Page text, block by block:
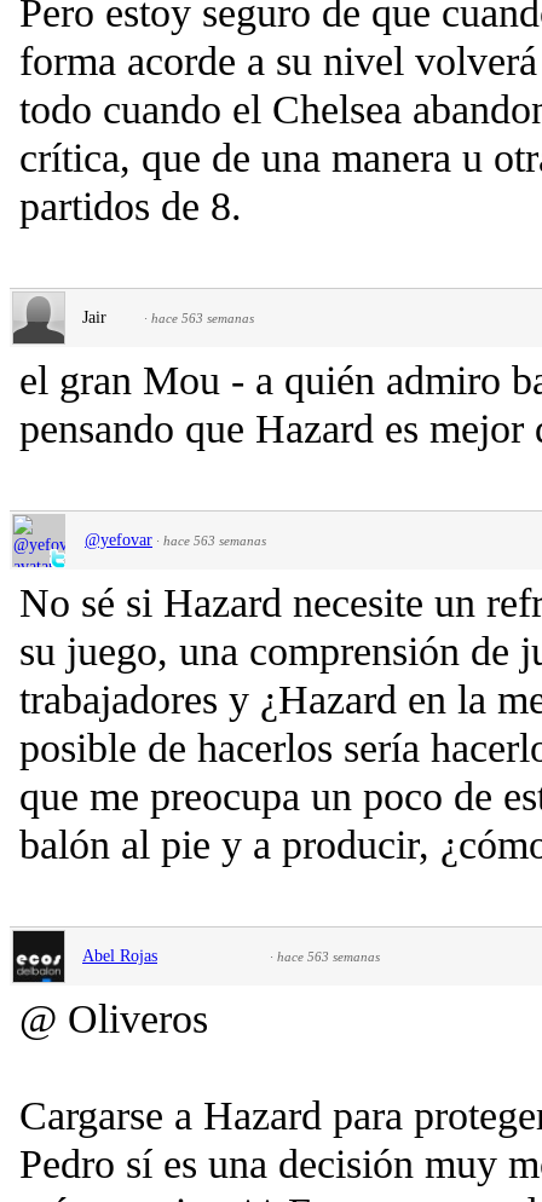
Pero estoy seguro de que
forma acorde a su nivel
todo cuando el Chelsea
crítica, que de una manera u
partidos de 8.
Jair · hace 563 semanas
el gran Mou - a quién admiro
pensando que Hazard es mejor
@yefovar · hace 563 semanas
No sé si Hazard necesite un
su juego, una comprensión de
trabajadores y ¿Hazard en la
posible de hacerlos sería
que me preocupa un poco de
balón al pie y a producir,
Abel Rojas · hace 563 semanas
@ Oliveros
Cargarse a Hazard para
Pedro sí es una decisión muy